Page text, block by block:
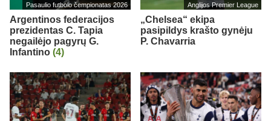
Pasaulio futbolo čempionatas 2026
Argentinos federacijos
prezidentas C. Tapia
negailėjo pagyrų G.
Infantino (4)
Anglijos Premier League
„Chelsea“ ekipa
pasipildys krašto gynėju
P. Chavarria